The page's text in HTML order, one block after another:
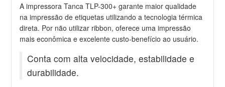
A impressora Tanca TLP-300+ garante maior qualidade
na impressão de etiquetas utilizando a tecnologia térmica
direta. Por não utilizar ribbon, oferece uma impressão
mais econômica e excelente custo-benefício ao usuário.
Conta com alta velocidade, estabilidade e
durabilidade.